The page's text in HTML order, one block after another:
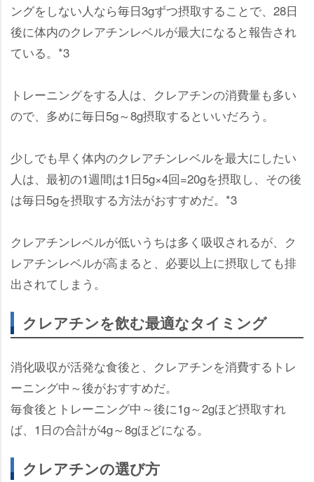
ングをしない人なら毎日3gずつ摂取することで、28日
後に体内のクレアチンレベルが最大になると報告され
ている。*3
トレーニングをする人は、クレアチンの消費量も多い
ので、多めに毎日5g～8g摂取するといいだろう。
少しでも早く体内のクレアチンレベルを最大にしたい
人は、最初の1週間は1日5g×4回=20gを摂取し、その後
は毎日5gを摂取する方法がおすすめだ。*3
クレアチンレベルが低いうちは多く吸収されるが、ク
レアチンレベルが高まると、必要以上に摂取しても排
出されてしまう。
クレアチンを飲む最適なタイミング
消化吸収が活発な食後と、クレアチンを消費するトレ
ーニング中～後がおすすめだ。
毎食後とトレーニング中～後に1g～2gほど摂取すれ
ば、1日の合計が4g～8gほどになる。
クレアチンの選び方